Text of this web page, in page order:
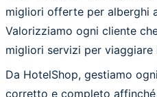
migliori offerte per alberghi
Valorizziamo ogni cliente
migliori servizi per viaggiare
Da HotelShop, gestiamo
corretto e completo